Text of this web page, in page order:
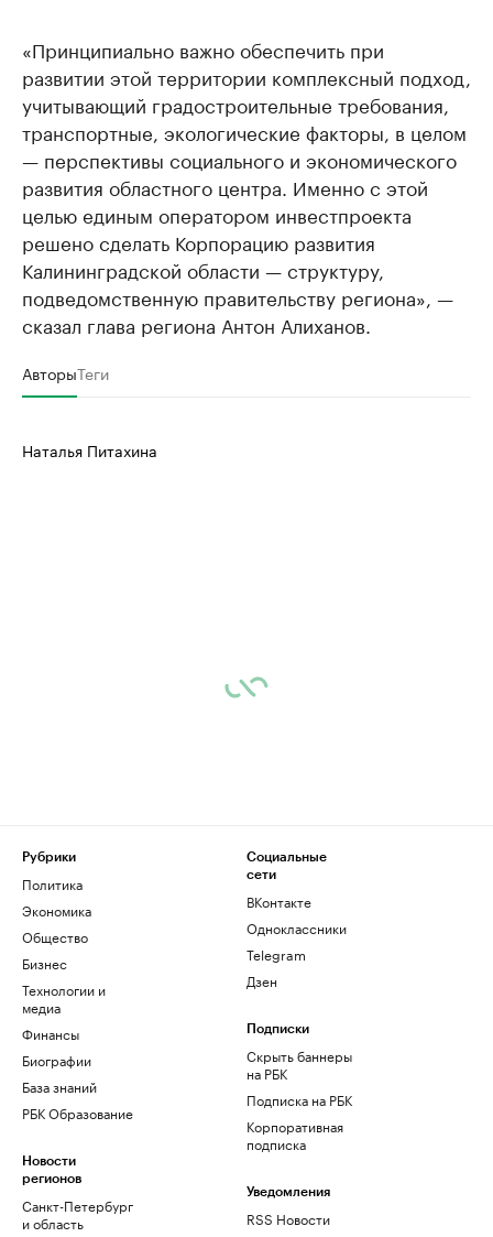
«Принципиально важно обеспечить при
развитии этой территории комплексный подход,
учитывающий градостроительные требования,
транспортные, экологические факторы, в целом
— перспективы социального и экономического
развития областного центра. Именно с этой
целью единым оператором инвестпроекта
решено сделать Корпорацию развития
Калининградской области — структуру,
подведомственную правительству региона», —
сказал глава региона Антон Алиханов.
АвторыТеги
Наталья Питахина
Рубрики
Политика
Экономика
Общество
Бизнес
Технологии и
медиа
Финансы
Биографии
База знаний
РБК Образование
Новости
регионов
Санкт-Петербург
и область
Социальные
сети
ВКонтакте
Одноклассники
Telegram
Дзен
Подписки
Скрыть баннеры
на РБК
Подписка на РБК
Корпоративная
подписка
Уведомления
RSS Новости